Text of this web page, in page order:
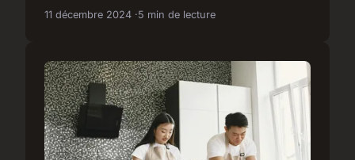
11 décembre 2024 5 min de lecture